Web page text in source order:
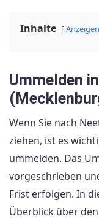
Inhalte Anzeigen
Ummelden
Wenn Sie nach
ziehen, ist es
ummelden. Das
vorgeschrieben
Frist erfolgen. In
Überblick über